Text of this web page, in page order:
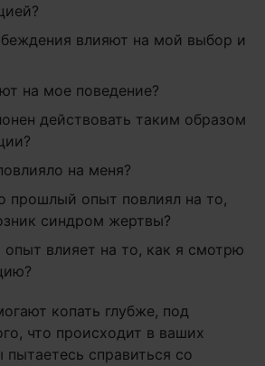
влияют на мой выбор и
на мое поведение?
действовать таким образом
на меня?
прошлый опыт повлиял на то,
синдром жертвы?
влияет на то, как я смотрю
копать глубже, под
что происходит в ваших
справиться со